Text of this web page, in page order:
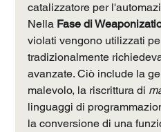
catalizzatore per
Nella Fase di
violati vengono utilizzati
tradizionalmente
avanzate. Ciò include la
malevolo, la riscrittura di
linguaggi di
la conversione di una